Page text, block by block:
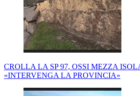
CROLLA LA SP 97, OSSI MEZZA
«INTERVENGA LA PROVINCIA»